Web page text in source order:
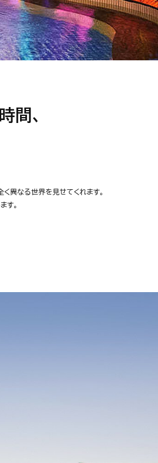
間、
異なる世界を見せてくれます。
す。